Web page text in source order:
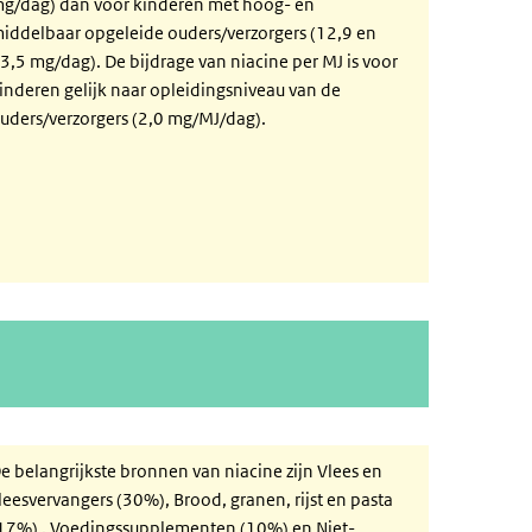
opgeleide ouders/verzorgers (12,9 en
mg/dag). De bijdrage van niacine per MJ is voor
gelijk naar opleidingsniveau van de
verzorgers (2,0 mg/MJ/dag).
belangrijkste bronnen van niacine zijn Vlees en
(30%), Brood, granen, rijst en pasta